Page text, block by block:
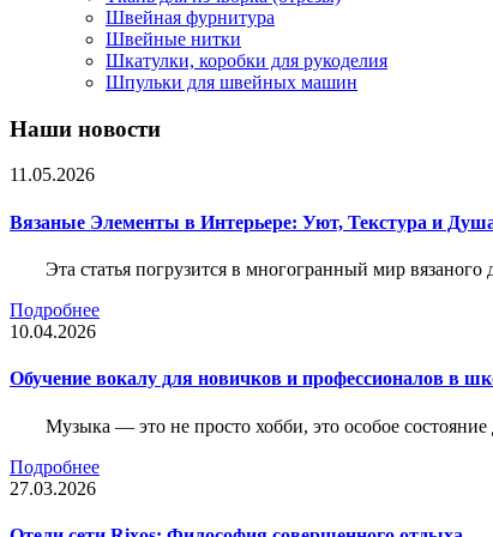
Швейная фурнитура
Швейные нитки
Шкатулки, коробки для рукоделия
Шпульки для швейных машин
Наши новости
11.05.2026
Вязаные Элементы в Интерьере: Уют, Текстура и
Эта статья погрузится в многогранный мир
Подробнее
10.04.2026
Обучение вокалу для новичков и профессионалов в
Музыка — это не просто хобби, это особое
Подробнее
27.03.2026